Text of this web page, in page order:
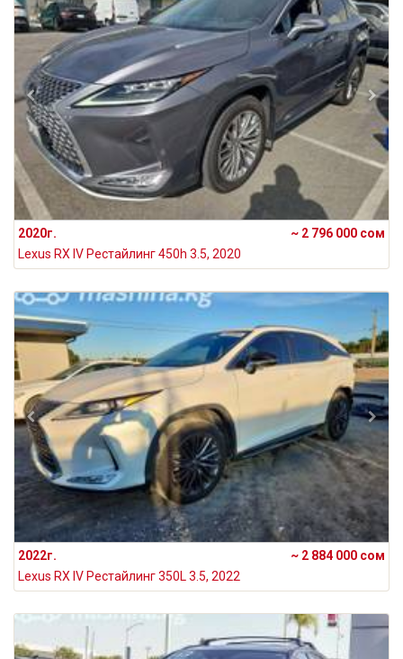
2020г.
~ 2 796 000 сом
Lexus RX IV Рестайлинг 450h 3.5, 2020
2022г.
~ 2 884 000 сом
Lexus RX IV Рестайлинг 350L 3.5, 2022